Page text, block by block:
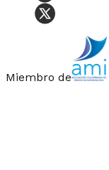
Miembro de